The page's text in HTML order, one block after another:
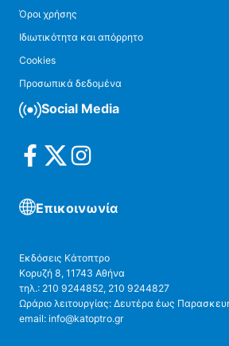
Όροι χρήσης
Ιδιωτικότητα και απόρρητο
Cookies
Προσωπικά δεδομένα
Social Media
Επικοινωνία
Εκδόσεις Κάτοπτρο
Κορυζή 8, 11743 Αθήνα
τηλ.: 210 9244852, 210 9244827
Ωράριο λειτουργίας: Δευτέρα έως
email: info@katoptro.gr